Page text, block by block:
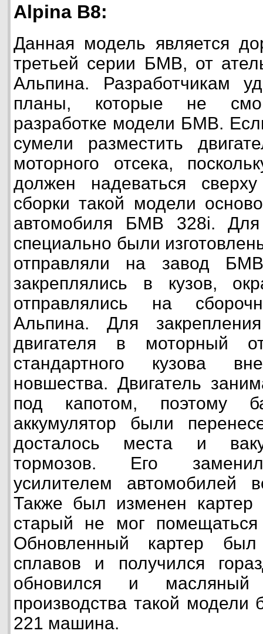
Alpina B8:
Данная модель является
третьей серии БМВ, от
Альпина. Разработчикам
планы, которые не
разработке модели БМВ.
сумели разместить
моторного отсека,
должен надеваться
сборки такой модели
автомобиля БМВ 328i.
специально были
отправляли на завод
закреплялись в кузов,
отправлялись на
Альпина. Для
двигателя в моторный
стандартного кузова
новшества. Двигатель
под капотом, поэтому
аккумулятор были
досталось места и
тормозов. Его
усилителем автомобилей
Также был изменен картер
старый не мог
Обновленный картер
сплавов и получился
обновился и
производства такой
221 машина.